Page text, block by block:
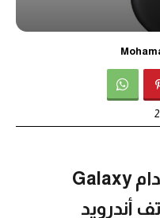
تطبيق uTag يتيح استخدام Galaxy